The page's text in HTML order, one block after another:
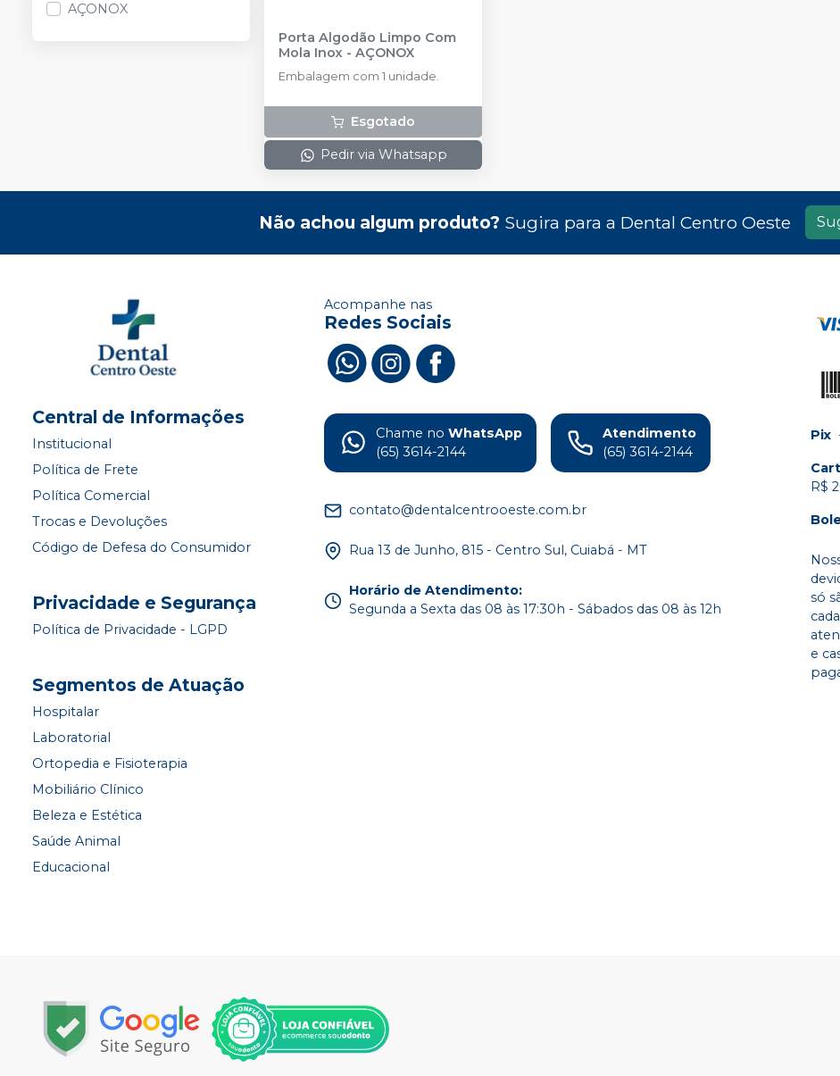
AÇONOX
Porta Algodão Limpo Com
Mola Inox - AÇONOX
Embalagem com 1 unidade.
Esgotado
Pedir via Whatsapp
Não achou algum produto? Sugira para a Dental Centro Oeste
Central de Informações
Institucional
Política de Frete
Política Comercial
Trocas e Devoluções
Código de Defesa do Consumidor
Privacidade e Segurança
Política de Privacidade - LGPD
Segmentos de Atuação
Hospitalar
Laboratorial
Ortopedia e Fisioterapia
Mobiliário Clínico
Beleza e Estética
Saúde Animal
Educacional
Acompanhe nas
Redes Sociais
Chame no WhatsApp
(65) 3614-2144
Atendimento
(65) 3614-2144
contato@dentalcentrooeste.com.br
Rua 13 de Junho, 815 - Centro Sul, Cuiabá - MT
Horário de Atendimento:
Segunda a Sexta das 08 às 17:30h - Sábados das 08 às 12h
Pix
R$
só
e